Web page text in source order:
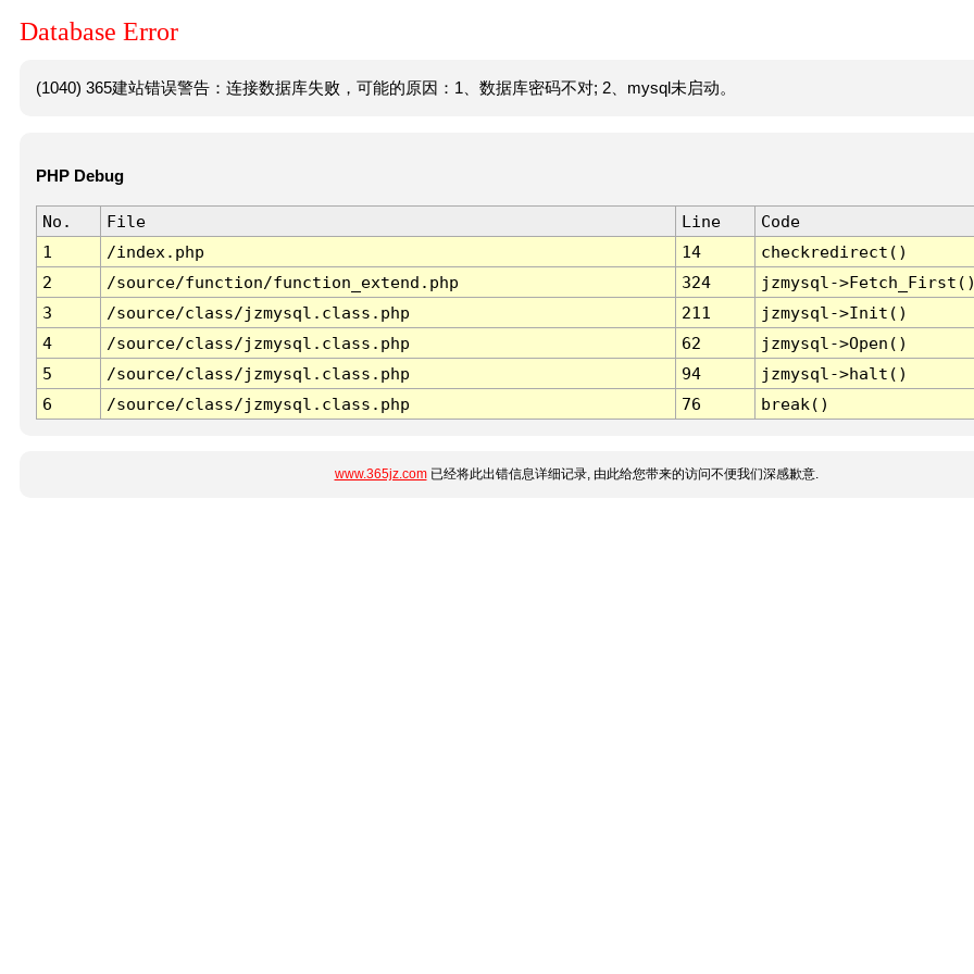
Database Error
(1040) 365建站错误警告：连接数据库失败，可能的原因：1、数据库密码不对; 2、mysql未启动。
PHP Debug
No. File Line
Code
1
/index.php 14
checkredirect()
2
/source/function/function_extend.php 324
jzmysql-
3
/source/class/jzmysql.class.php 211
jzmysql->Init()
4
/source/class/jzmysql.class.php 62
jzmysql->Open()
5
/source/class/jzmysql.class.php 94
jzmysql->halt()
6
/source/class/jzmysql.class.php 76 break()
www.365jz.com已经将此出错信息详细记录, 由此给您带来的访问不便我们深感歉意.